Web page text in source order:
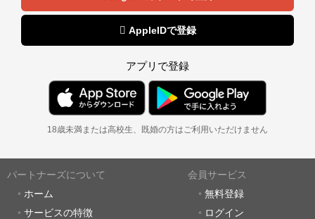
 AppleIDで登録
アプリで登録
18歳未満または高校生、既婚の方はご利用いただけません
パートナーズについて
ホーム
サービスの特徴
会員サービス
無料登録
ログイン